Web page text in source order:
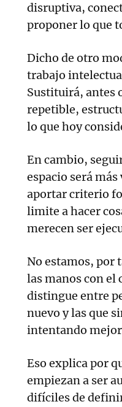
disruptiva,
proponer lo que
Dicho de otro
trabajo
Sustituirá, antes
repetible,
lo que hoy
En cambio,
espacio será
aportar criterio
limite a hacer
merecen ser
No estamos, por
las manos con el
distingue entre
nuevo y las que
intentando
Eso explica por
empiezan a ser
difíciles de